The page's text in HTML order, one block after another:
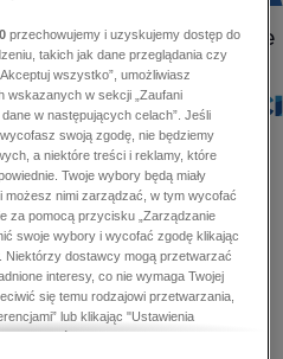
przechowujemy i uzyskujemy dostęp do
takich jak dane przeglądania czy
wszystko”, umożliwiasz
wskazanych w sekcji „Zaufani
w następujących celach”. Jeśli
swoją zgodę, nie będziemy
a niektóre treści i reklamy, które
Twoje wybory będą miały
możesz nimi zarządzać, w tym wycofać
za pomocą przycisku „Zarządzanie
swoje wybory i wycofać zgodę klikając
Niektórzy dostawcy mogą przetwarzać
interesy, co nie wymaga Twojej
się temu rodzajowi przetwarzania,
lub klikając "Ustawienia
sprzeciwić się przetwarzaniu przez